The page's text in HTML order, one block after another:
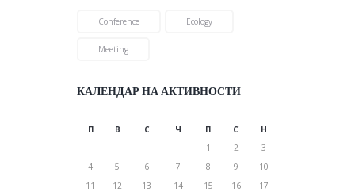
Conference Ecology
Meeting
КАЛЕНДАР НА АКТИВНОСТИ
П В С Ч П С Н
1 2
3
4
5 6 7 8 9
10
11
12 13 14 15 16
17